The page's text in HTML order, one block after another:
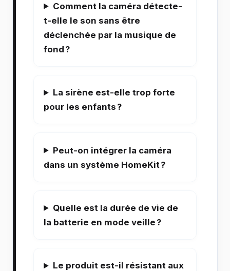
Comment la caméra détecte-
t-elle le son sans être
déclenchée par la musique de
fond ?
La sirène est-elle trop forte
pour les enfants ?
Peut-on intégrer la caméra
dans un système HomeKit ?
Quelle est la durée de vie de
la batterie en mode veille ?
Le produit est-il résistant aux